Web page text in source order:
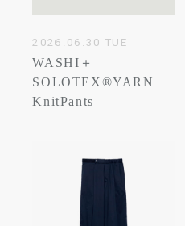
2026.06.30 TUE
WASHI＋
SOLOTEX®YARN
KnitPants